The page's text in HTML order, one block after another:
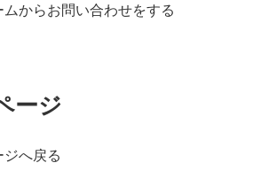
ムからお問い合わせをする
ージ
ジへ戻る